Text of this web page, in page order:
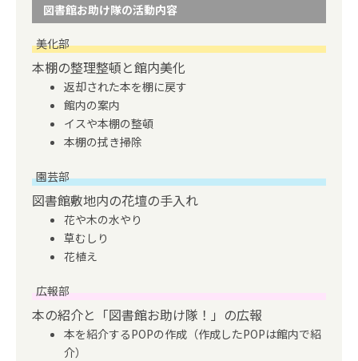
図書館お助け隊の活動内容
美化部
本棚の整理整頓と館内美化
返却された本を棚に戻す
館内の案内
イスや本棚の整頓
本棚の拭き掃除
園芸部
図書館敷地内の花壇の手入れ
花や木の水やり
草むしり
花植え
広報部
本の紹介と「図書館お助け隊！」の広報
本を紹介するPOPの作成（作成したPOPは館内で紹
介）